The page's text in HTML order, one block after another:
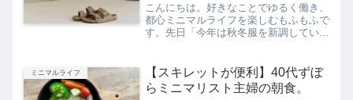
こんにちは。好きなことでゆるく働き、
都心ミニマルライフを楽しむもふもふで
す。先日「今年は秋冬服を新調していな
は、昨年買った服たちで事足りてしまい
ました。よって、今年は外出...
ミニマルライフ
【スキレットが便利】40代ずぼ
らミニマリスト主婦の朝食。